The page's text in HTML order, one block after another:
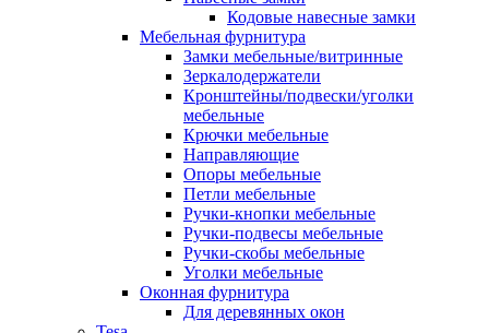
Кодовые навесные замки
Мебельная фурнитура
Замки мебельные/витринные
Зеркалодержатели
Кронштейны/подвески/уголки
мебельные
Крючки мебельные
Направляющие
Опоры мебельные
Петли мебельные
Ручки-кнопки мебельные
Ручки-подвесы мебельные
Ручки-скобы мебельные
Уголки мебельные
Оконная фурнитура
Для деревянных окон